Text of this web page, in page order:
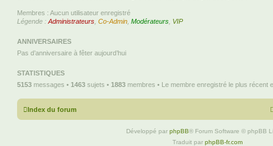
Membres : Aucun utilisateur enregistré
Légende : Administrateurs Co-Admin Modérateurs VIP
ANNIVERSAIRES
Pas d’anniversaire à fêter aujourd’hui
STATISTIQUES
5153 messages • 1463 sujets • 1883 membres • Le membre enregistré le plus récent
Index du forum
Développé par phpBB® Forum Software © phpBB
Traduit par phpBB-fr.com